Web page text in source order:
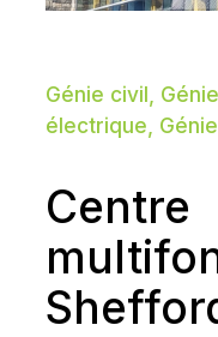
Génie civil,
électrique,
Centre